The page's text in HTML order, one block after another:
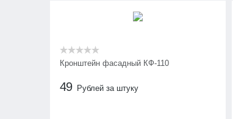
Кронштейн фасадный КФ-110
49 Рублей за штуку